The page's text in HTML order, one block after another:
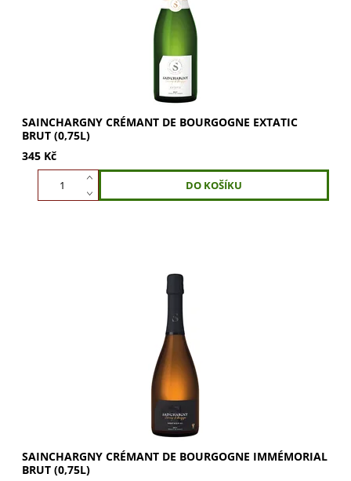
SAINCHARGNY CRÉMANT DE BOURGOGNE EXTATIC
BRUT (0,75L)
345 Kč
Sainchargny Crémant de Bourgogne Immémorial Brut –
víno symbolizující věčnost. Nabízí jemnou vůni lípy a
broskví s ovocným nádechem. Ideální pro...
SAINCHARGNY CRÉMANT DE BOURGOGNE IMMÉMORIAL
BRUT (0,75L)